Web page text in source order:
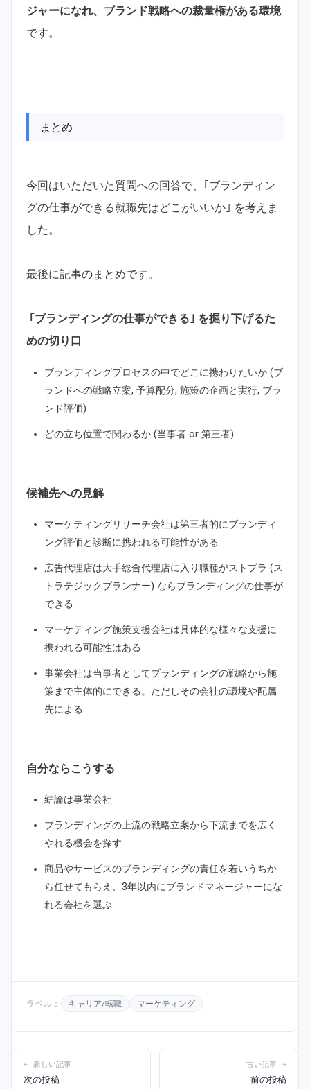
ジャーになれ、ブランド戦略への裁量権がある環境
です。
まとめ
今回はいただいた質問への回答で、｢ブランディン
グの仕事ができる就職先はどこがいいか｣ を考えま
した。
最後に記事のまとめです。
｢ブランディングの仕事ができる｣ を掘り下げるた
めの切り口
ブランディングプロセスの中でどこに携わりたいか (ブ
ランドへの戦略立案, 予算配分, 施策の企画と実行, ブラ
ンド評価)
どの立ち位置で関わるか (当事者 or 第三者)
候補先への見解
マーケティングリサーチ会社は第三者的にブランディ
ング評価と診断に携われる可能性がある
広告代理店は大手総合代理店に入り職種がストプラ (ス
トラテジックプランナー) ならブランディングの仕事が
できる
マーケティング施策支援会社は具体的な様々な支援に
携われる可能性はある
事業会社は当事者としてブランディングの戦略から施
策まで主体的にできる。ただしその会社の環境や配属
先による
自分ならこうする
結論は事業会社
ブランディングの上流の戦略立案から下流までを広く
やれる機会を探す
商品やサービスのブランディングの責任を若いうちか
ら任せてもらえ、3年以内にブランドマネージャーにな
れる会社を選ぶ
ラベル： キャリア/転職 マーケティング
← 新しい記事
次の投稿
古い記事 →
前の投稿